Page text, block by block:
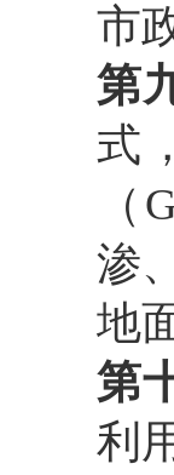
市
第
式
（
渗
地
第
利